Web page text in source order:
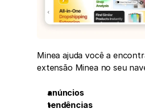
Minea ajuda você a
extensão Minea no seu
anúncios
tendências